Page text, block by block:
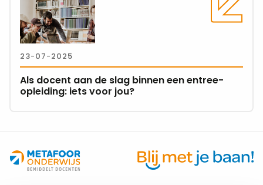
23-07-2025
Als docent aan de slag binnen een entree-
opleiding: iets voor jou?
over
Als
docent
aan
de
slag
binnen
iets
voor